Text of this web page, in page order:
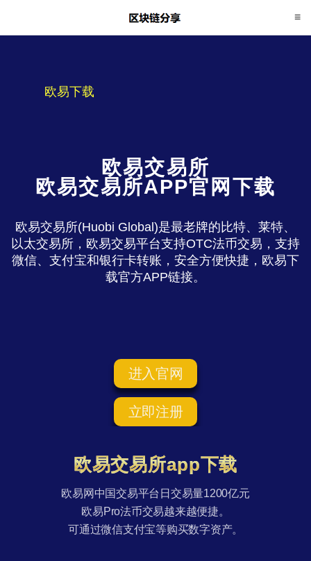
欧易下载
欧易交易所
欧易交易所APP官网下载
欧易交易所(Huobi Global)是最老牌的比特、莱特、
以太交易所，欧易交易平台支持OTC法币交易，支持
微信、支付宝和银行卡转账，安全方便快捷，欧易下
载官方APP链接。
进入官网
立即注册
欧易交易所app下载
欧易网中国交易平台日交易量1200亿元
欧易Pro法币交易越来越便捷。
可通过微信支付宝等购买数字资产。